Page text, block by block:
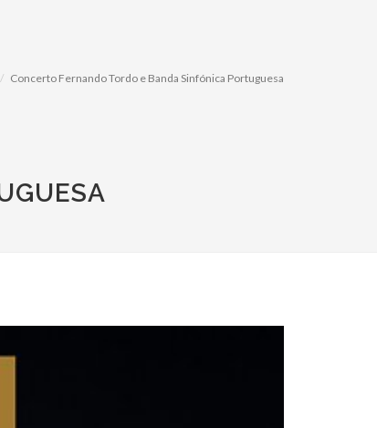
Concerto Fernando Tordo e Banda Sinfónica Portuguesa